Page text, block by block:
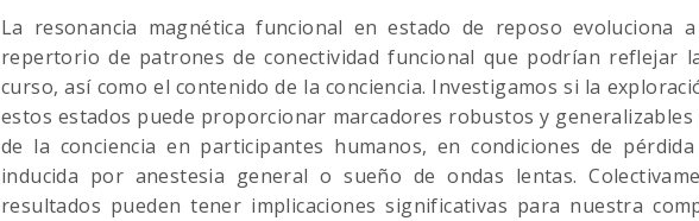
La resonancia magnética funcional en estado de reposo evoluciona
repertorio de patrones de conectividad funcional que podrían reflejar
curso, así como el contenido de la conciencia. Investigamos si la
estos estados puede proporcionar marcadores robustos y generalizables
de la conciencia en participantes humanos, en condiciones de pérdida
inducida por anestesia general o sueño de ondas lentas.
resultados pueden tener implicaciones significativas para nuestra